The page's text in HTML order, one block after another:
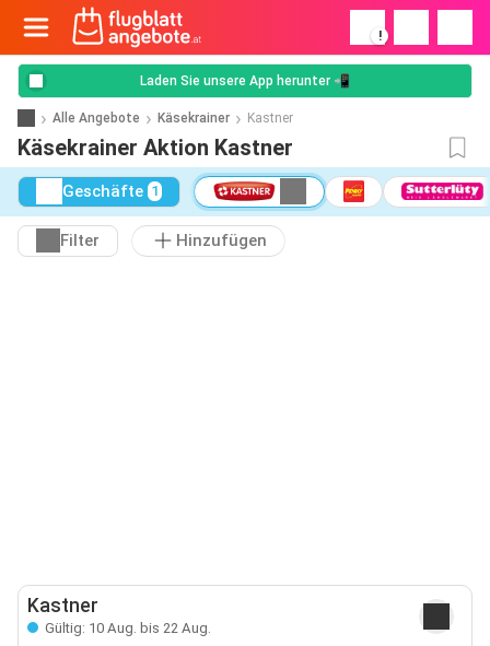
!
Laden Sie unsere App herunter 📲
Alle Angebote Käsekrainer Kastner
Käsekrainer Aktion Kastner
Geschäfte 1
Filter Hinzufügen
Kastner
Gültig: 10 Aug. bis 22 Aug.